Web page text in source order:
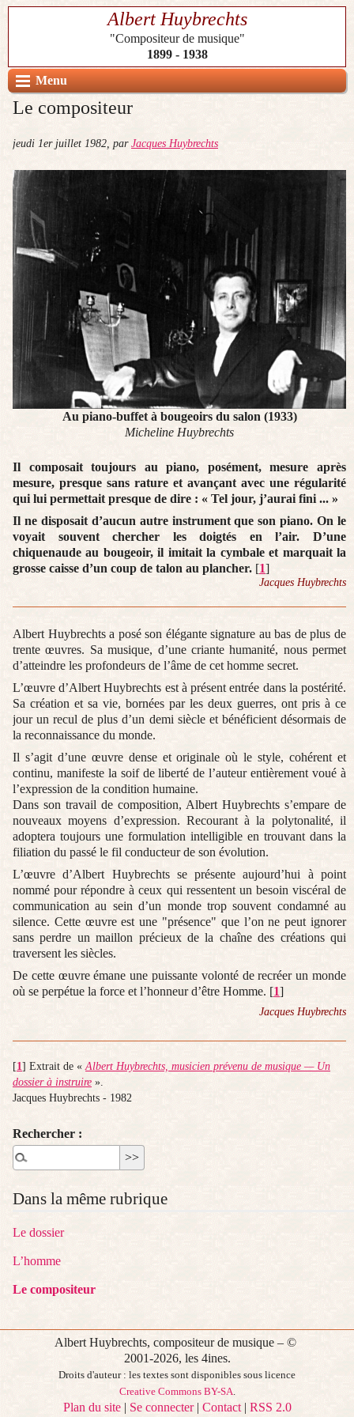
Albert Huybrechts
"Compositeur de musique"
1899 - 1938
Menu
Le compositeur
jeudi 1er juillet 1982 parJacques Huybrechts
Au piano-buffet à bougeoirs du salon (1933)
Micheline Huybrechts
Il composait toujours au piano, posément, mesure après
mesure, presque sans rature et avançant avec une régularité
qui lui permettait presque de dire : « Tel jour, j’aurai fini ... »
Il ne disposait d’aucun autre instrument que son piano. On le
voyait souvent chercher les doigtés en l’air. D’une
chiquenaude au bougeoir, il imitait la cymbale et marquait la
grosse caisse d’un coup de talon au plancher. [1]
Jacques Huybrechts
Albert Huybrechts a posé son élégante signature au bas de plus de
trente œuvres. Sa musique, d’une criante humanité, nous permet
d’atteindre les profondeurs de l’âme de cet homme secret.
L’œuvre d’Albert Huybrechts est à présent entrée dans la postérité.
Sa création et sa vie, bornées par les deux guerres, ont pris à ce
jour un recul de plus d’un demi siècle et bénéficient désormais de
la reconnaissance du monde.
Il s’agit d’une œuvre dense et originale où le style, cohérent et
continu, manifeste la soif de liberté de l’auteur entièrement voué à
l’expression de la condition humaine.
Dans son travail de composition, Albert Huybrechts s’empare de
nouveaux moyens d’expression. Recourant à la polytonalité, il
adoptera toujours une formulation intelligible en trouvant dans la
filiation du passé le fil conducteur de son évolution.
L’œuvre d’Albert Huybrechts se présente aujourd’hui à point
nommé pour répondre à ceux qui ressentent un besoin viscéral de
communication au sein d’un monde trop souvent condamné au
silence. Cette œuvre est une "présence" que l’on ne peut ignorer
sans perdre un maillon précieux de la chaîne des créations qui
traversent les siècles.
De cette œuvre émane une puissante volonté de recréer un monde
où se perpétue la force et l’honneur d’être Homme. [1]
Jacques Huybrechts
[1] Extrait de «Albert Huybrechts, musicien prévenu de musique — Un
dossier à instruire ».
Jacques Huybrechts - 1982
Rechercher :
Dans la même rubrique
Le dossier
L’homme
Le compositeur
Albert Huybrechts, compositeur de musique – ©
2001-2026, les 4ines.
Droits d'auteur : les textes sont disponibles sous licence
Creative Commons BY-SA.
Plan du site| Se connecter| Contact| RSS 2.0